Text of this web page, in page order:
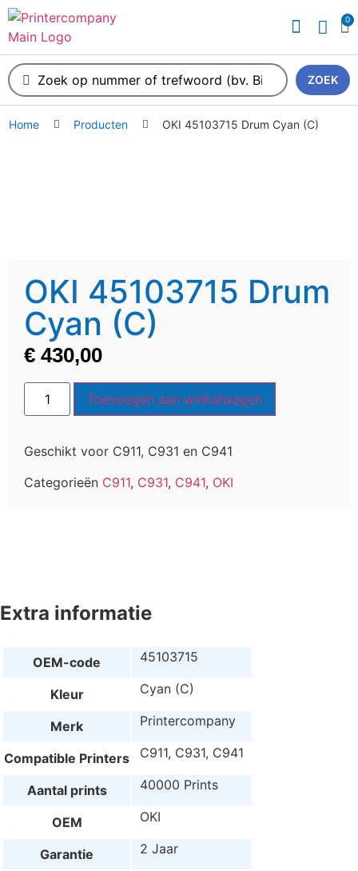
0
ZOEK
Home Producten OKI 45103715 Drum Cyan (C)
OKI 45103715 Drum
Cyan (C)
€ 430,00
Toevoegen aan winkelwagen
Geschikt voor C911, C931 en C941
Categorieën C911, C931, C941, OKI
Extra informatie
OEM-code 45103715
Kleur Cyan (C)
Merk Printercompany
Compatible Printers C911, C931, C941
Aantal prints 40000 Prints
OEM OKI
Garantie 2 Jaar